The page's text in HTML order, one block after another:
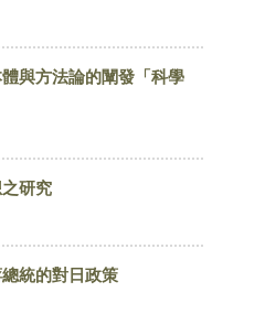
與方法論的闡發「科學
研究
統的對日政策